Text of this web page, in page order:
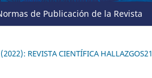
de Publicación de la Revista
REVISTA CIENTÍFICA HALLAZGOS21